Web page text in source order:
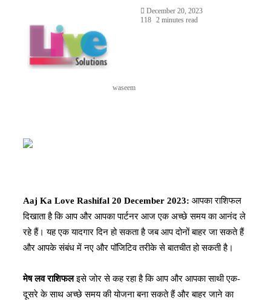
waseem
December 20, 2023
118 2 minutes read
Aaj Ka Love Rashifal 20 December 2023: आपका राशिफल
दिखाता है कि आप और आपका पार्टनर आज एक अच्छे समय का आनंद ले
रहे हैं। यह एक यादगार दिन हो सकता है जब आप दोनों बाहर जा सकते हैं
और आपके संबंध में नए और पॉजिटिव तरीके से बातचीत हो सकती है।
मेष लव राशिफलइसे जोर से कह रहा है कि आप और आपका साथी एक-
दूसरे के साथ अच्छे समय की योजना बना सकते हैं और बाहर जाने का